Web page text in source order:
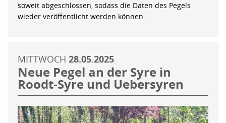
soweit abgeschlossen, sodass die Daten des Pegels
wieder veröffentlicht werden können.
MITTWOCH 28.05.2025
Neue Pegel an der Syre in
Roodt-Syre und Uebersyren